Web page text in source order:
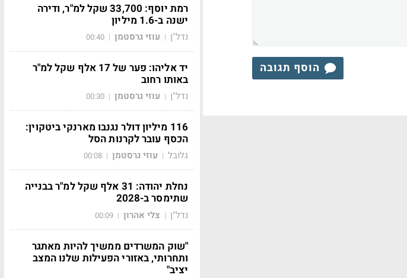
הוסף תגובה
רמת יוסף: 33,700 שקל למ"ר, ודירה
ישנה ב-1.6 מיליון
נדל"ן | עוזי גרסטמן |
00:40
יד אליהו: פער של 17 אלף שקל למ"ר
באותו רחוב
נדל"ן | עוזי גרסטמן |
00:30
116 מיליון דולר נגנבו מארנקי ביטקוין:
הכסף עובר לקרנות הסל
גלובל | עוזי גרסטמן |
00:08
נחלת יהודה: 31 אלף שקל למ"ר בבנייה
שתימסר ב-2028
נדל"ן | צלי אהרון |
00:09
"שוק המשרדים ממשיך להיות מאתגר
ותחרותי, באזורי הפעילות שלנו המצב
יציב"